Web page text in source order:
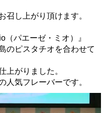
召し上がり頂けます。
パエーゼ・ミオ）』
のピスタチオを合わせて
上がりました。
人気フレーバーです。